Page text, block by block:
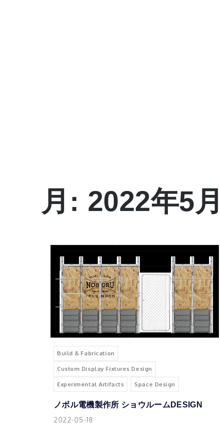
月: 2022年5月
Build & Fabrication
Custom Display Fixtures Design
Experimental Artifacts Space Design
ノボル電機製作所 ショウルームDESIGN
2022-05-18